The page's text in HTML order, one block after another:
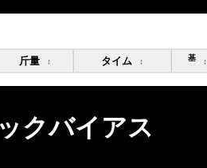
斤量 ↕ タイム ↕ 基 ↕
クバイアス